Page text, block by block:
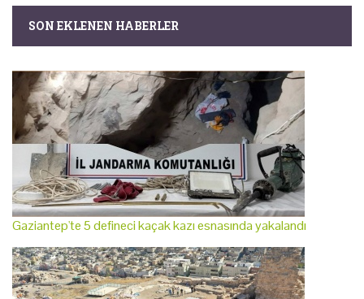
SON EKLENEN HABERLER
Gaziantep'te 5 defineci kaçak kazı esnasında yakalandı